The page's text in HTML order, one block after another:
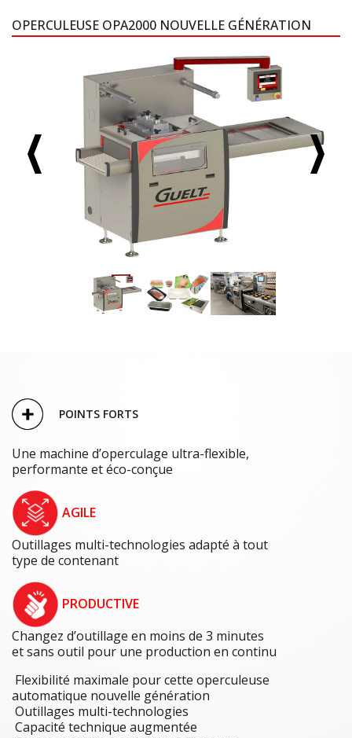
OPERCULEUSE OPA2000 NOUVELLE GÉNÉRATION
POINTS FORTS
Une machine d’operculage ultra-flexible,
performante et éco-conçue
AGILE
Outillages multi-technologies adapté à tout
type de contenant
PRODUCTIVE
Changez d’outillage en moins de 3 minutes
et sans outil pour une production en continu
Flexibilité maximale pour cette operculeuse
automatique nouvelle génération
Outillages multi-technologies
Capacité technique augmentée